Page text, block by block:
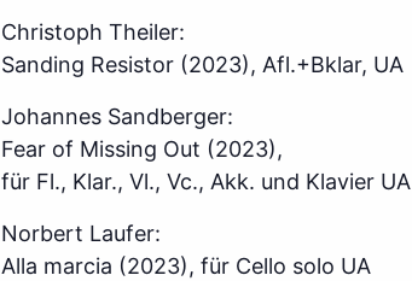
Christoph Theiler:
Sanding Resistor (2023), Afl.+Bklar, UA
Johannes Sandberger:
Fear of Missing Out (2023),
für Fl., Klar., Vl., Vc., Akk. und Klavier UA
Norbert Laufer:
Alla marcia (2023), für Cello solo UA